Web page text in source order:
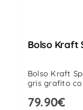
Bolso Kraft
Bolso Kraft
gris grafito
79.90€